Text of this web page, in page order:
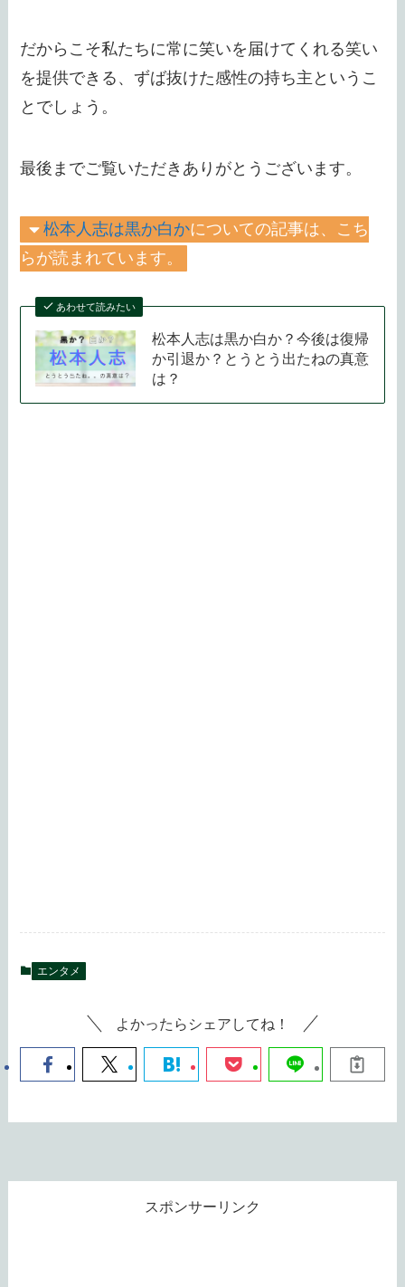
だからこそ私たちに常に笑いを届けてくれる笑い
を提供できる、ずば抜けた感性の持ち主というこ
とでしょう。
最後までご覧いただきありがとうございます。
松本人志は黒か白かについての記事は、こち
らが読まれています。
あわせて読みたい
松本人志は黒か白か？今後は復帰
か引退か？とうとう出たねの真意
は？
エンタメ
よかったらシェアしてね！
スポンサーリンク